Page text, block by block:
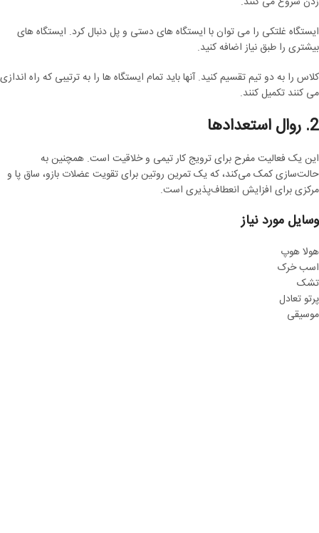
ایستگاه غلتکی را می توان با ایستگاه های دستی و پل دنبال کرد. ایستگاه های
بیشتری را طبق نیاز اضافه کنید.
کلاس را به دو تیم تقسیم کنید. آنها باید تمام ایستگاه ها را به ترتیبی که راه اندازی
می کنند تکمیل کنند.
2. روال استعدادها
این یک فعالیت مفرح برای ترویج کار تیمی و خلاقیت است. همچنین به
حالت‌سازی کمک می‌کند، که یک تمرین روتین برای تقویت عضلات بازو، ساق پا و
مرکزی برای افزایش انعطاف‌پذیری است.
وسایل مورد نیاز
هولا هوپ
اسب خرک
تشک
پرتو تعادل
موسیقی